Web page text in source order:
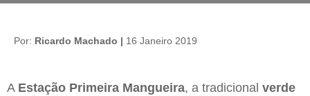
Por: Ricardo Machado | 16 Janeiro 2019
A Estação Primeira Mangueira, a tradicional verde